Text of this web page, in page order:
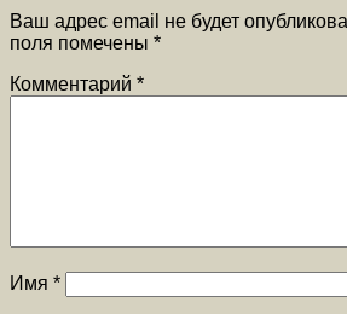
Ваш адрес email не будет
поля помечены *
Комментарий *
Имя *